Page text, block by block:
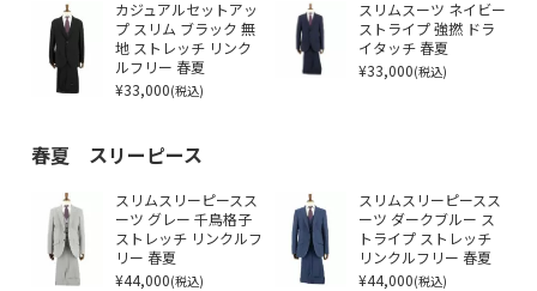
カジュアルセットアッ
プ スリム ブラック 無
地 ストレッチ リンク
ルフリー 春夏
¥33,000(税込)
スリムスーツ ネイビー
ストライプ 強撚 ドラ
イタッチ 春夏
¥33,000(税込)
春夏 スリーピース
スリムスリーピースス
ーツ グレー 千鳥格子
ストレッチ リンクルフ
リー 春夏
¥44,000(税込)
スリムスリーピースス
ーツ ダークブルー ス
トライプ ストレッチ
リンクルフリー 春夏
¥44,000(税込)